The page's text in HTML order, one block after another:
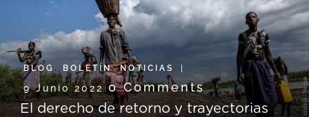
BLOG , BOLETÍN,NOTICIAS
9 Junio 20220 Comments
El derecho de retorno y trayectorias